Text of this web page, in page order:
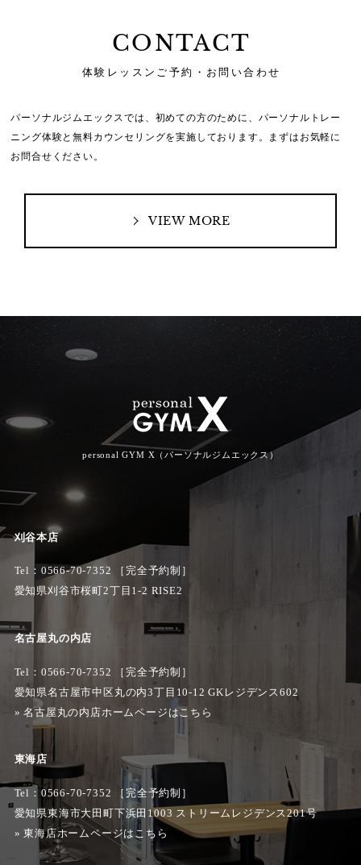
CONTACT
体験レッスンご予約・お問い合わせ
パーソナルジムエックスでは、初めての方のために、 パーソナルトレー
ニング体験と無料カウンセリングを実施しております。
まずはお気軽に
お問合せください。
VIEW MORE
personal GYM X（パーソナルジムエックス）
刈谷本店
Tel： 0566-70-7352
［完全予約制］
愛知県刈谷市桜町2丁目1-2 RISE2
名古屋丸の内店
Tel：0566-70-7352 ［完全予約制］
愛知県名古屋市中区丸の内3丁目10-12 GKレジデンス602
»名古屋丸の内店ホームページはこちら
東海店
Tel：0566-70-7352 ［完全予約制］
愛知県東海市大田町下浜田1003 ストリームレジデンス201号
»東海店ホームページはこちら